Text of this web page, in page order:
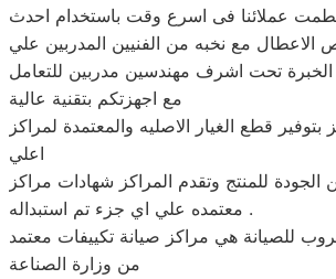
عملائنا فى اسرع وقت باستخدام احدث
الاعطال مع نخبه من الفنيين المدربين علي
تحت اشرف مهندسين مدربين للتعامل
مع اجهزتكم بتقنية عالية
بتوفير قطع الغيار الاصليه والمعتمدة لمراكز
اعلي
للمنتج وتقدم المراكز شهادات مراكز
معتمده علي اي جزء تم استبداله .
للصيانة هي مراكز صيانة تكييفات معتمد
من وزارة الصناعة